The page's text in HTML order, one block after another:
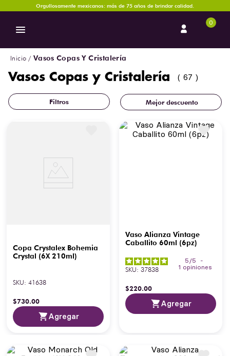
Orgullosamente mexicanos: más de 75 años de brindar calidad.
0
Vasos Copas Y Cristalería
Vasos Copas y Cristalería 67
Mejor descuento
Copa Crystalex Bohemia
Crystal (6X 210ml)
SKU: 41638
$730.00
Agregar
Vaso Alianza Vintage
Caballito 60ml (6pz)
5 /5
-
1 opiniones
SKU: 37838
$220.00
Agregar